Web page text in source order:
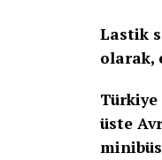
Lastik
olarak,
üste